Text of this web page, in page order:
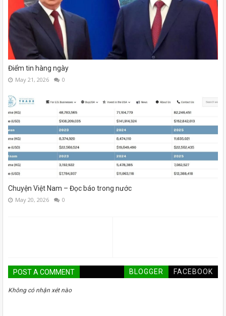
Điểm tin hàng ngày
May 21, 2026 0
Chuyện Việt Nam – Đọc báo trong nước
May 20, 2026 0
POST A COMMENT BLOGGER FACEBOOK
Không có nhận xét nào